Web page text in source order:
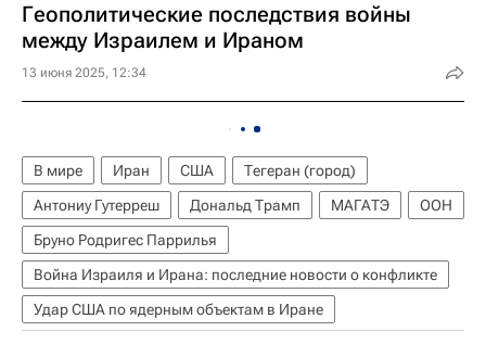
Геополитические последствия войны
между Израилем и Ираном
13 июня 2025, 12:34
В мире Иран США
Тегеран (город)
Антониу Гутерреш
Дональд Трамп МАГАТЭ
ООН
Бруно Родригес Паррилья
Война Израиля и Ирана: последние новости о конфликте
Удар США по ядерным объектам в Иране